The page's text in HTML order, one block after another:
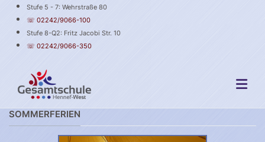
Stufe 5 - 7: Wehrstraße 80
☏ 02242/9066-100
Stufe 8-Q2: Fritz Jacobi Str. 10
☏ 02242/9066-350
SOMMERFERIEN